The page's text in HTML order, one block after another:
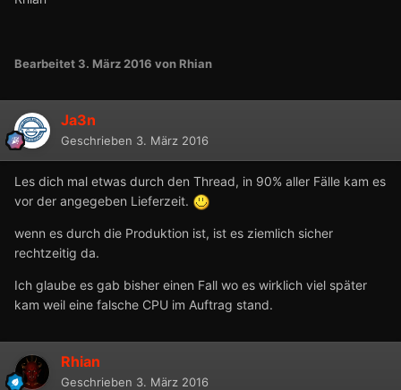
Bearbeitet 3. März 2016 von Rhian
Ja3n
Geschrieben 3. März 2016
Les dich mal etwas durch den Thread, in 90% aller Fälle kam es
vor der angegeben Lieferzeit.
wenn es durch die Produktion ist, ist es ziemlich sicher
rechtzeitig da.
Ich glaube es gab bisher einen Fall wo es wirklich viel später
kam weil eine falsche CPU im Auftrag stand.
Rhian
Geschrieben 3. März 2016